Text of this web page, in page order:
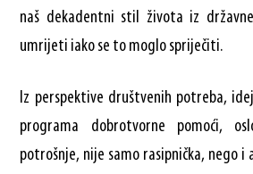
naš dekadentni stil života iz
umrijeti iako se to moglo spriječiti.
Iz perspektive društvenih potreba,
programa dobrotvorne pomoći,
potrošnje, nije samo rasipnička, nego i